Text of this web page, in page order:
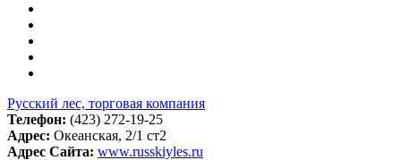
Русский лес, торговая компания
Телефон: (423) 272-19-25
Адрес: Океанская, 2/1 ст2
Адрес Сайта: www.russkiyles.ru